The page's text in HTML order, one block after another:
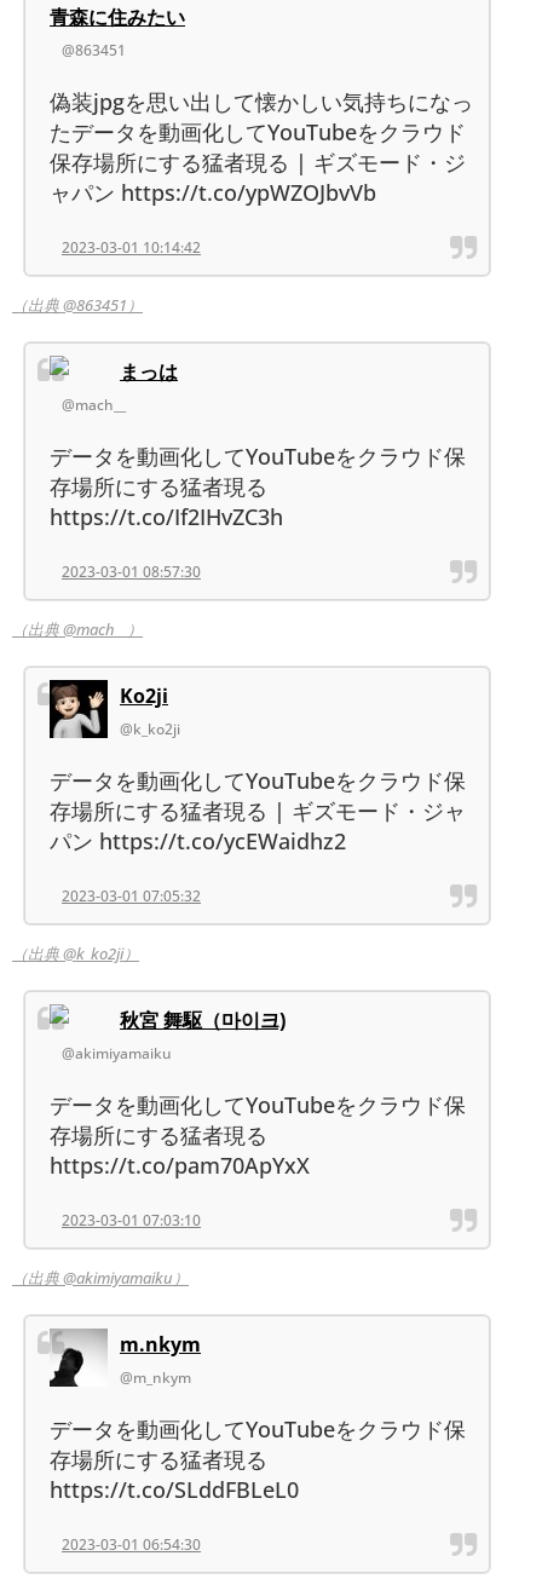
青森に住みたい
@863451
偽装jpgを思い出して懐かしい気持ちになっ
たデータを動画化してYouTubeをクラウド
保存場所にする猛者現る | ギズモード・ジ
ャパン https://t.co/ypWZOJbvVb
2023-03-01 10:14:42
（出典 @863451）
まっは
@mach__
データを動画化してYouTubeをクラウド保
存場所にする猛者現る
https://t.co/If2IHvZC3h
2023-03-01 08:57:30
（出典 @mach__）
Ko2ji
@k_ko2ji
データを動画化してYouTubeをクラウド保
存場所にする猛者現る | ギズモード・ジャ
パン https://t.co/ycEWaidhz2
2023-03-01 07:05:32
（出典 @k_ko2ji）
秋宮 舞駆（마이크)
@akimiyamaiku
データを動画化してYouTubeをクラウド保
存場所にする猛者現る
https://t.co/pam70ApYxX
2023-03-01 07:03:10
（出典 @akimiyamaiku）
m.nkym
@m_nkym
データを動画化してYouTubeをクラウド保
存場所にする猛者現る
https://t.co/SLddFBLeL0
2023-03-01 06:54:30